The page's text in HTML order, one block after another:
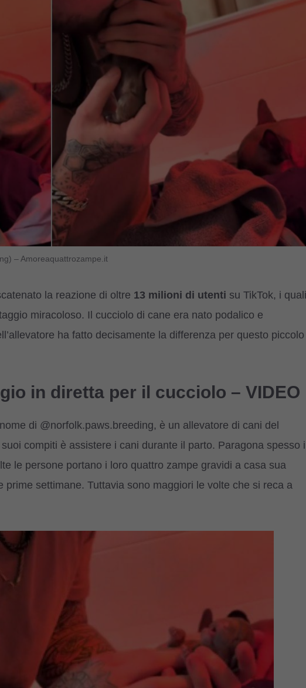
– Amoreaquattrozampe.it
la reazione di oltre 13 milioni di utenti su TikTok, i quali
miracoloso. Il cucciolo di cane era nato podalico e
ha fatto decisamente la differenza per questo piccolo
in diretta per il cucciolo – VIDEO
di @norfolk.paws.breeding, è un allevatore di cani del
compiti è assistere i cani durante il parto. Paragona spesso
le persone portano i loro quattro zampe gravidi a casa sua
settimane. Tuttavia sono maggiori le volte che si reca a